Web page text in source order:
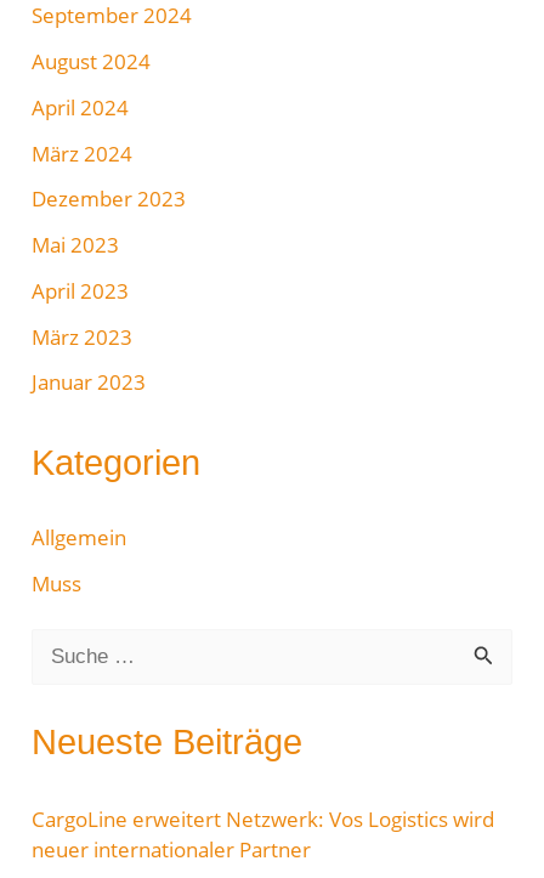
September 2024
August 2024
April 2024
März 2024
Dezember 2023
Mai 2023
April 2023
März 2023
Januar 2023
Kategorien
Allgemein
Muss
c
e
n
Neueste Beiträge
CargoLine erweitert Netzwerk: Vos Logistics wird
neuer internationaler Partner